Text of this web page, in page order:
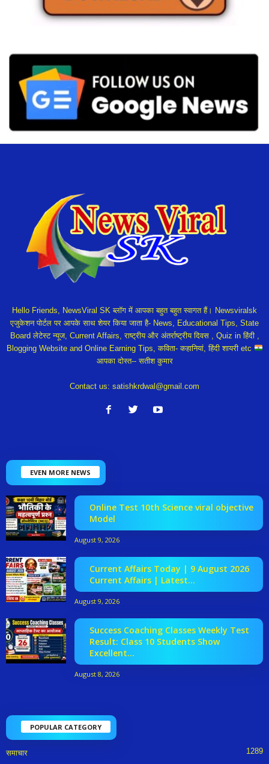
Hello Friends, NewsViral SK ब्लॉग में आपका बहुत बहुत स्वागत हैं। Newsviralsk
एजुकेशन पोर्टल पर आपके साथ शेयर किया जाता है- News, Educational Tips, State
Board लेटेस्ट न्यूज, Current Affairs, राष्ट्रीय और अंतर्राष्ट्रीय दिवस , Quiz in हिंदी ,
Blogging Website and Online Earning Tips, कविता- कहानियां, हिंदी शायरी etc
आपका दोस्त-- सतीश कुमार
Contact us: satishkrdwal@gmail.com
EVEN MORE NEWS
Online Test 10th Science viral objective
Model
August 9, 2026
Current Affairs Today | 9 August 2026
Current Affairs | Latest...
August 9, 2026
Success Coaching Classes Weekly Test
Result: Class 10 Students Show
Excellent...
August 8, 2026
POPULAR CATEGORY
समाचार 1289